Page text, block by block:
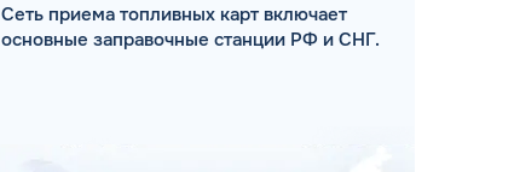
Сеть приема топливных карт включает
основные заправочные станции РФ и СНГ.